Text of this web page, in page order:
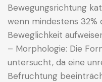
Bewegungsrichtung
wenn mindestens
Beweglichkeit
– Morphologie: Die
untersucht, da eine
Befruchtung